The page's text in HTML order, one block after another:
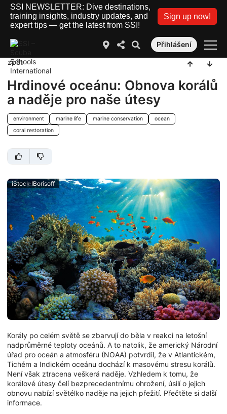
SSI NEWSLETTER: Dive destinations,
training insights, industry updates, and
expert tips — get the latest from SSI!
Sign up now!
Přihlášení
zpět
Hrdinové oceánu: Obnova korálů
a naděje pro naše útesy
environment marine life marine conservation
ocean
coral restoration
iStock-IBorisoff
Korály po celém světě se zbarvují do běla v reakci na letošní
nadprůměrné teploty oceánů. A to natolik, že americký Národní
úřad pro oceán a atmosféru (NOAA) potvrdil, že v Atlantickém,
Tichém a Indickém oceánu dochází k masovému stresu korálů.
Není však ztracena veškerá naděje. Vzhledem k tomu, že
korálové útesy čelí bezprecedentnímu ohrožení, úsilí o jejich
obnovu nabízí světélko naděje na jejich přežití. Přečtěte si další
informace.